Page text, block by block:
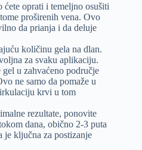
ćete oprati i temeljno osušiti
proširenih vena. Ovo
da prianja i da deluje
količinu gela na dlan.
za svaku aplikaciju.
u zahvaćeno područje
ne samo da pomaže u
krvi u tom
rezultate, ponovite
dana, obično 2-3 puta
je ključna za postizanje